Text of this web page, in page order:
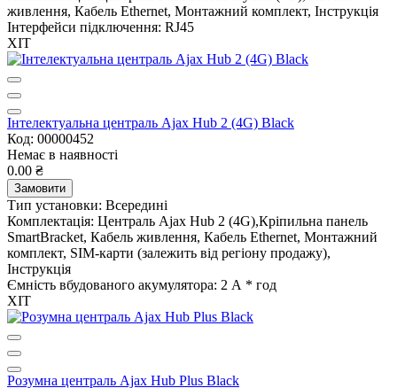
живлення, Кабель Ethernet, Монтажний комплект, Інструкція
Інтерфейси підключення: RJ45
ХІТ
Інтелектуальна централь Ajax Hub 2 (4G) Black
Код: 00000452
Немає в наявності
0.00 ₴
Замовити
Тип установки: Всередині
Комплектація: Централь Ajax Hub 2 (4G),Кріпильна панель
SmartBracket, Кабель живлення, Кабель Ethernet, Монтажний
комплект, SIM-карти (залежить від регіону продажу),
Інструкція
Ємність вбудованого акумулятора: 2 А * год
ХІТ
Розумна централь Ajax Hub Plus Black